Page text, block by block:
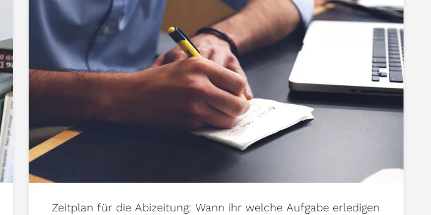
Zeitplan für die Abizeitung: Wann ihr welche Aufgabe erledigen